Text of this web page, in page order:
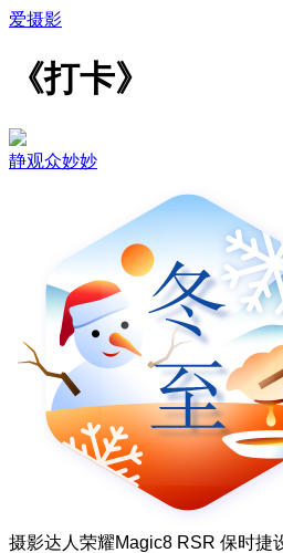
爱摄影
《打卡》
静观众妙妙
摄影达人 荣耀Magic8 RSR 保时捷